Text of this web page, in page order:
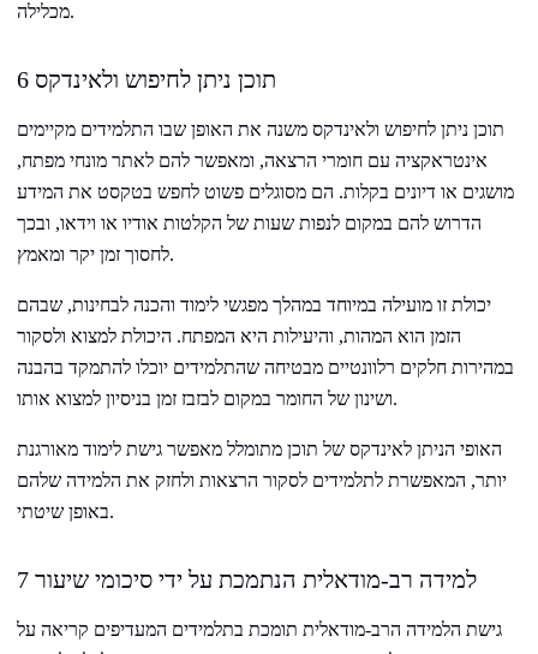
מכלילה.
6 תוכן ניתן לחיפוש ולאינדקס
תוכן ניתן לחיפוש ולאינדקס משנה את האופן שבו התלמידים מקיימים
אינטראקציה עם חומרי הרצאה, ומאפשר להם לאתר מונחי מפתח,
מושגים או דיונים בקלות. הם מסוגלים פשוט לחפש בטקסט את המידע
הדרוש להם במקום לנפות שעות של הקלטות אודיו או וידאו, ובכך
לחסוך זמן יקר ומאמץ.
יכולת זו מועילה במיוחד במהלך מפגשי לימוד והכנה לבחינות, שבהם
הזמן הוא המהות, והיעילות היא המפתח. היכולת למצוא ולסקור
במהירות חלקים רלוונטיים מבטיחה שהתלמידים יוכלו להתמקד בהבנה
ושינון של החומר במקום לבזבז זמן בניסיון למצוא אותו.
האופי הניתן לאינדקס של תוכן מתומלל מאפשר גישת לימוד מאורגנת
יותר, המאפשרת לתלמידים לסקור הרצאות ולחזק את הלמידה שלהם
באופן שיטתי.
7 למידה רב-מודאלית הנתמכת על ידי סיכומי שיעור
גישת הלמידה הרב-מודאלית תומכת בתלמידים המעדיפים קריאה על